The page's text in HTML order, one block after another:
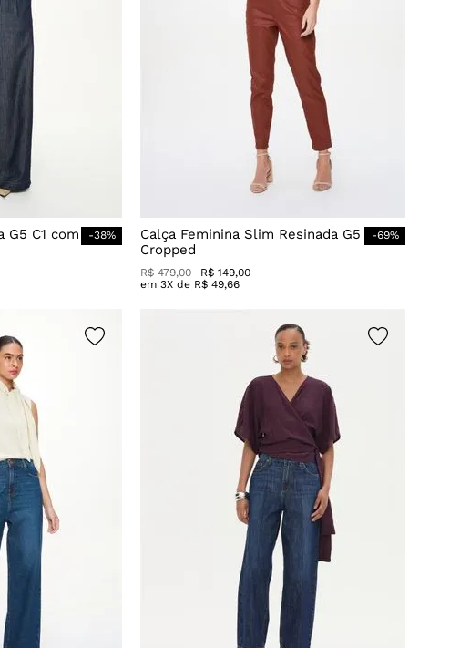
G5 C1 com
-38%
Calça Feminina Slim Resinada G5
Cropped
-69%
R$ 479,00 R$ 149,00
em 3X de R$ 49,66